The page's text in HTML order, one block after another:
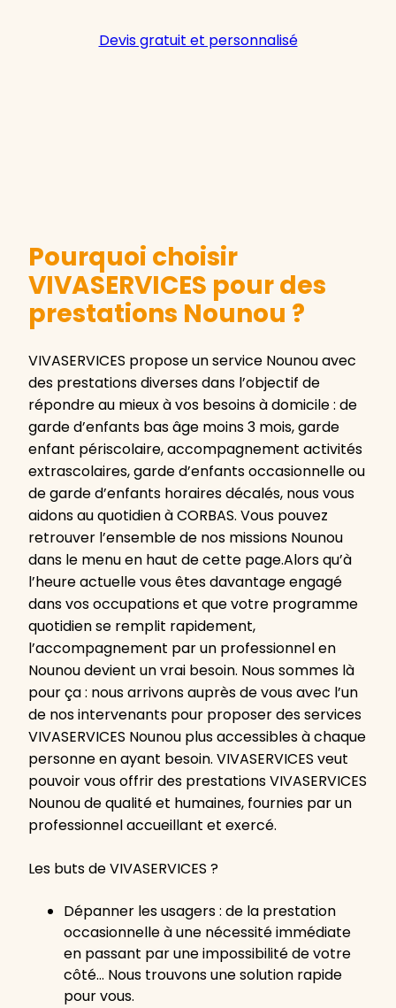
Devis gratuit et personnalisé
Pourquoi choisir
VIVASERVICES pour des
prestations Nounou ?
VIVASERVICES propose un service Nounou avec
des prestations diverses dans l’objectif de
répondre au mieux à vos besoins à domicile : de
garde d’enfants bas âge moins 3 mois, garde
enfant périscolaire, accompagnement activités
extrascolaires, garde d’enfants occasionnelle ou
de garde d’enfants horaires décalés, nous vous
aidons au quotidien à CORBAS. Vous pouvez
retrouver l’ensemble de nos missions Nounou
dans le menu en haut de cette page.Alors qu’à
l’heure actuelle vous êtes davantage engagé
dans vos occupations et que votre programme
quotidien se remplit rapidement,
l’accompagnement par un professionnel en
Nounou devient un vrai besoin. Nous sommes là
pour ça : nous arrivons auprès de vous avec l’un
de nos intervenants pour proposer des services
VIVASERVICES Nounou plus accessibles à chaque
personne en ayant besoin. VIVASERVICES veut
pouvoir vous offrir des prestations VIVASERVICES
Nounou de qualité et humaines, fournies par un
professionnel accueillant et exercé.
Les buts de VIVASERVICES ?
Dépanner les usagers : de la prestation
occasionnelle à une nécessité immédiate
en passant par une impossibilité de votre
côté… Nous trouvons une solution rapide
pour vous.